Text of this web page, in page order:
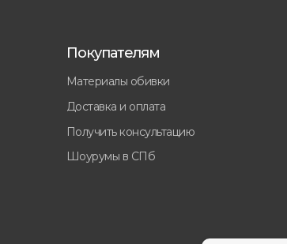
Материалы обивки
Доставка и оплата
Получить консультацию
Шоурумы в СПб
Покупателям